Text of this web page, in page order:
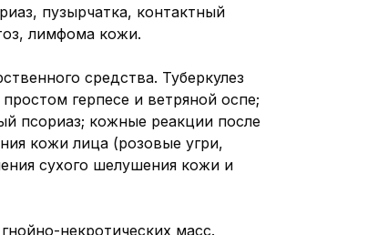
пузырчатка, контактный
лимфома кожи.
средства. Туберкулез
герпесе и ветряной оспе;
псориаз; кожные реакции после
кожи лица (розовые угри,
сухого шелушения кожи и
некротических масс.